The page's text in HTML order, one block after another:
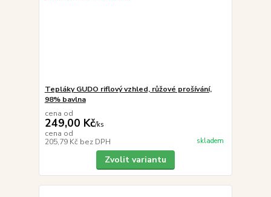
Tepláky GUDO riflový vzhled, růžové prošívání,
98% bavlna
cena od
249,00 Kč/ks
cena od
205,79 Kč bez DPH skladem
Zvolit variantu